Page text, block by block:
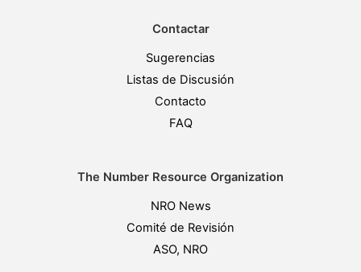
Contactar
Sugerencias
Listas de Discusión
Contacto
FAQ
The Number Resource Organization
NRO News
Comité de Revisión
ASO, NRO